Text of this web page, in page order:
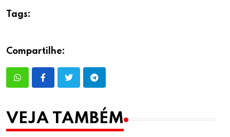
Tags:
Compartilhe:
VEJA TAMBÉM